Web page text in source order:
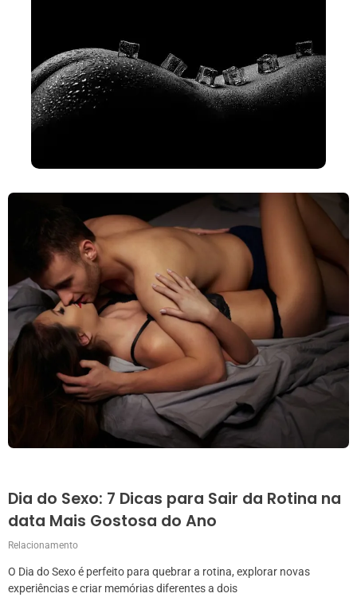
Dia do Sexo: 7 Dicas para Sair da Rotina na
data Mais Gostosa do Ano
Relacionamento
O Dia do Sexo é perfeito para quebrar a rotina, explorar novas
experiências e criar memórias diferentes a dois